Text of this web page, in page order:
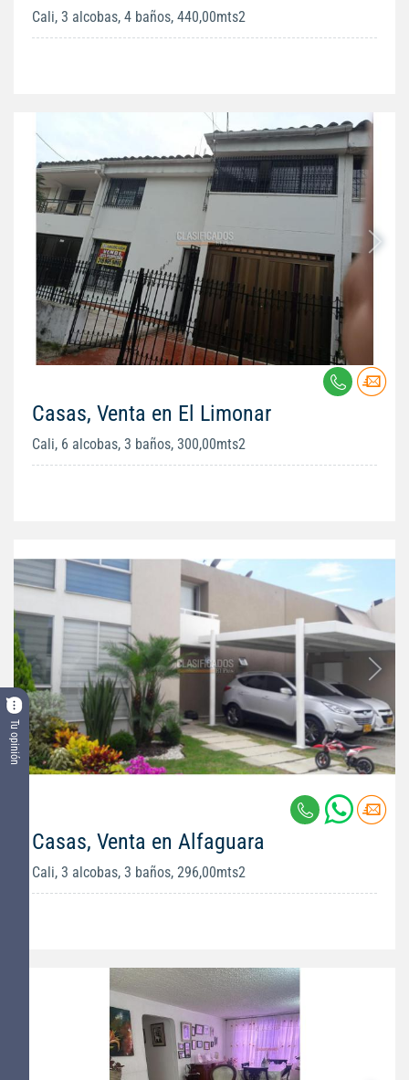
Tu opinión
Cali, 3 alcobas, 4 baños, 440,00mts2
Casas, Venta en El Limonar
Cali, 6 alcobas, 3 baños, 300,00mts2
Casas, Venta en Alfaguara
Cali, 3 alcobas, 3 baños, 296,00mts2